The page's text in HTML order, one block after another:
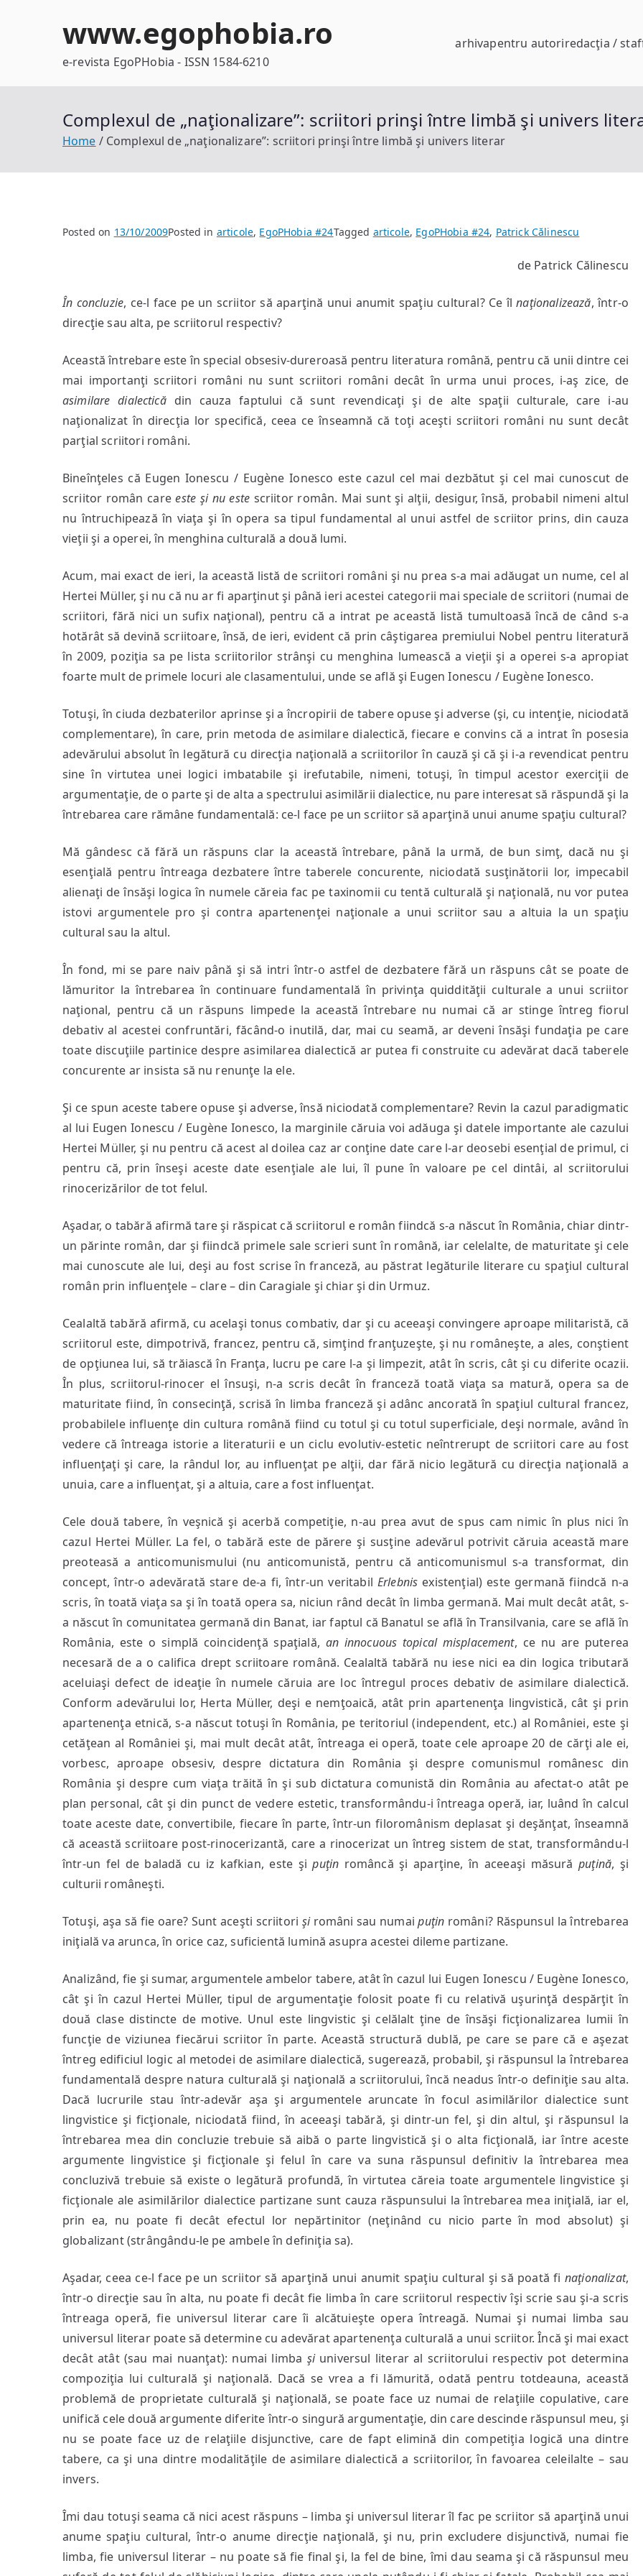
www.egophobia.ro
e-revista EgoPHobia - ISSN 1584-6210
arhivapentru autoriredacţia /
Complexul de „naţionalizare”: scriitori prinşi între limbă şi univers
Home Complexul de „naţionalizare”: scriitori prinşi între limbă şi univers literar
Posted on 13/10/2009Posted in articole, EgoPHobia #24Tagged articole, EgoPHobia #24, Patrick Călinescu
de Patrick Călinescu
În concluzie, ce-l face pe un scriitor să aparţină unui anumit spaţiu cultural? Ce îlnaţionalizează, într-o
direcţie sau alta, pe scriitorul respectiv?
Această întrebare este în special obsesiv-dureroasă pentru literatura română, pentru că unii dintre cei
mai importanţi scriitori români nu sunt scriitori români decât în urma unui proces, i-aş zice, de
asimilare dialecticădin cauza faptului că sunt revendicaţi şi de alte spaţii culturale, care i-au
naţionalizat în direcţia lor specifică, ceea ce înseamnă că toţi aceşti scriitori români nu sunt decât
parţial scriitori români.
Bineînţeles că Eugen Ionescu / Eugène Ionesco este cazul cel mai dezbătut şi cel mai cunoscut de
scriitor român careeste şi nu este scriitor român. Mai sunt şi alţii, desigur, însă, probabil nimeni altul
nu întruchipează în viaţa şi în opera sa tipul fundamental al unui astfel de scriitor prins, din cauza
vieţii şi a operei, în menghina culturală a două lumi.
Acum, mai exact de ieri, la această listă de scriitori români şi nu prea s-a mai adăugat un nume, cel al
Hertei Müller, şi nu că nu ar fi aparţinut şi până ieri acestei categorii mai speciale de scriitori (numai de
scriitori, fără nici un sufix naţional), pentru că a intrat pe această listă tumultoasă încă de când s-a
hotărât să devină scriitoare, însă, de ieri, evident că prin câştigarea premiului Nobel pentru literatură
în 2009, poziţia sa pe lista scriitorilor strânşi cu menghina lumească a vieţii şi a operei s-a apropiat
foarte mult de primele locuri ale clasamentului, unde se află şi Eugen Ionescu / Eugène Ionesco.
Totuşi, în ciuda dezbaterilor aprinse şi a încropirii de tabere opuse şi adverse (şi, cu intenţie, niciodată
complementare), în care, prin metoda de asimilare dialectică, fiecare e convins că a intrat în posesia
adevărului absolut în legătură cu direcţia naţională a scriitorilor în cauză şi că şi i-a revendicat pentru
sine în virtutea unei logici imbatabile şi irefutabile, nimeni, totuşi, în timpul acestor exerciţii de
argumentaţie, de o parte şi de alta a spectrului asimilării dialectice, nu pare interesat să răspundă şi la
întrebarea care rămâne fundamentală: ce-l face pe un scriitor să aparţină unui anume spaţiu cultural?
Mă gândesc că fără un răspuns clar la această întrebare, până la urmă, de bun simţ, dacă nu şi
esenţială pentru întreaga dezbatere între taberele concurente, niciodată susţinătorii lor, impecabil
alienaţi de însăşi logica în numele căreia fac pe taxinomii cu tentă culturală şi naţională, nu vor putea
istovi argumentele pro şi contra apartenenţei naţionale a unui scriitor sau a altuia la un spaţiu
cultural sau la altul.
În fond, mi se pare naiv până şi să intri într-o astfel de dezbatere fără un răspuns cât se poate de
lămuritor la întrebarea în continuare fundamentală în privinţa quiddităţii culturale a unui scriitor
naţional, pentru că un răspuns limpede la această întrebare nu numai că ar stinge întreg fiorul
debativ al acestei confruntări, făcând-o inutilă, dar, mai cu seamă, ar deveni însăşi fundaţia pe care
toate discuţiile partinice despre asimilarea dialectică ar putea fi construite cu adevărat dacă taberele
concurente ar insista să nu renunţe la ele.
Şi ce spun aceste tabere opuse şi adverse, însă niciodată complementare? Revin la cazul paradigmatic
al lui Eugen Ionescu / Eugène Ionesco, la marginile căruia voi adăuga şi datele importante ale cazului
Hertei Müller, şi nu pentru că acest al doilea caz ar conţine date care l-ar deosebi esenţial de primul, ci
pentru că, prin înseşi aceste date esenţiale ale lui, îl pune în valoare pe cel dintâi, al scriitorului
rinocerizărilor de tot felul.
Aşadar, o tabără afirmă tare şi răspicat că scriitorul e român fiindcă s-a născut în România, chiar dintr-
un părinte român, dar şi fiindcă primele sale scrieri sunt în română, iar celelalte, de maturitate şi cele
mai cunoscute ale lui, deşi au fost scrise în franceză, au păstrat legăturile literare cu spaţiul cultural
român prin influenţele – clare – din Caragiale şi chiar şi din Urmuz.
Cealaltă tabără afirmă, cu acelaşi tonus combativ, dar şi cu aceeaşi convingere aproape militaristă, că
scriitorul este, dimpotrivă, francez, pentru că, simţind franţuzeşte, şi nu româneşte, a ales, conştient
de opţiunea lui, să trăiască în Franţa, lucru pe care l-a şi limpezit, atât în scris, cât şi cu diferite ocazii.
În plus, scriitorul-rinocer el însuşi, n-a scris decât în franceză toată viaţa sa matură, opera sa de
maturitate fiind, în consecinţă, scrisă în limba franceză şi adânc ancorată în spaţiul cultural francez,
probabilele influenţe din cultura română fiind cu totul şi cu totul superficiale, deşi normale, având în
vedere că întreaga istorie a literaturii e un ciclu evolutiv-estetic neîntrerupt de scriitori care au fost
influenţaţi şi care, la rândul lor, au influenţat pe alţii, dar fără nicio legătură cu direcţia naţională a
unuia, care a influenţat, şi a altuia, care a fost influenţat.
Cele două tabere, în veşnică şi acerbă competiţie, n-au prea avut de spus cam nimic în plus nici în
cazul Hertei Müller. La fel, o tabără este de părere şi susţine adevărul potrivit căruia această mare
preoteasă a anticomunismului (nu anticomunistă, pentru că anticomunismul s-a transformat, din
concept, într-o adevărată stare de-a fi, într-un veritabil Erlebnis existenţial) este germană fiindcă n-a
scris, în toată viaţa sa şi în toată opera sa, niciun rând decât în limba germană. Mai mult decât atât, s-
a născut în comunitatea germană din Banat, iar faptul că Banatul se află în Transilvania, care se află în
România, este o simplă coincidenţă spaţială, an innocuous topical misplacement, ce nu are puterea
necesară de a o califica drept scriitoare română. Cealaltă tabără nu iese nici ea din logica tributară
aceluiaşi defect de ideaţie în numele căruia are loc întregul proces debativ de asimilare dialectică.
Conform adevărului lor, Herta Müller, deşi e nemţoaică, atât prin apartenenţa lingvistică, cât şi prin
apartenenţa etnică, s-a născut totuşi în România, pe teritoriul (independent, etc.) al României, este şi
cetăţean al României şi, mai mult decât atât, întreaga ei operă, toate cele aproape 20 de cărţi ale ei,
vorbesc, aproape obsesiv, despre dictatura din România şi despre comunismul românesc din
România şi despre cum viaţa trăită în şi sub dictatura comunistă din România au afectat-o atât pe
plan personal, cât şi din punct de vedere estetic, transformându-i întreaga operă, iar, luând în calcul
toate aceste date, convertibile, fiecare în parte, într-un filoromânism deplasat şi deşănţat, înseamnă
că această scriitoare post-rinocerizantă, care a rinocerizat un întreg sistem de stat, transformându-l
într-un fel de baladă cu iz kafkian, este şipuţin româncă şi aparţine, în aceeaşi măsurăpuţină, şi
culturii româneşti.
Totuşi, aşa să fie oare? Sunt aceşti scriitori şiromâni sau numaipuţin români? Răspunsul la întrebarea
iniţială va arunca, în orice caz, suficientă lumină asupra acestei dileme partizane.
Analizând, fie şi sumar, argumentele ambelor tabere, atât în cazul lui Eugen Ionescu / Eugène Ionesco,
cât şi în cazul Hertei Müller, tipul de argumentaţie folosit poate fi cu relativă uşurinţă despărţit în
două clase distincte de motive. Unul este lingvistic şi celălalt ţine de însăşi ficţionalizarea lumii în
funcţie de viziunea fiecărui scriitor în parte. Această structură dublă, pe care se pare că e aşezat
întreg edificiul logic al metodei de asimilare dialectică, sugerează, probabil, şi răspunsul la întrebarea
fundamentală despre natura culturală şi naţională a scriitorului, încă neadus într-o definiţie sau alta.
Dacă lucrurile stau într-adevăr aşa şi argumentele aruncate în focul asimilărilor dialectice sunt
lingvistice şi ficţionale, niciodată fiind, în aceeaşi tabără, şi dintr-un fel, şi din altul, şi răspunsul la
întrebarea mea din concluzie trebuie să aibă o parte lingvistică şi o alta ficţională, iar între aceste
argumente lingvistice şi ficţionale şi felul în care va suna răspunsul definitiv la întrebarea mea
concluzivă trebuie să existe o legătură profundă, în virtutea căreia toate argumentele lingvistice şi
ficţionale ale asimilărilor dialectice partizane sunt cauza răspunsului la întrebarea mea iniţială, iar el,
prin ea, nu poate fi decât efectul lor nepărtinitor (neţinând cu nicio parte în mod absolut) şi
globalizant (strângându-le pe ambele în definiţia sa).
Aşadar, ceea ce-l face pe un scriitor să aparţină unui anumit spaţiu cultural şi să poată fi naţionalizat,
într-o direcţie sau în alta, nu poate fi decât fie limba în care scriitorul respectiv îşi scrie sau şi-a scris
întreaga operă, fie universul literar care îi alcătuieşte opera întreagă. Numai şi numai limba sau
universul literar poate să determine cu adevărat apartenenţa culturală a unui scriitor. Încă şi mai exact
decât atât (sau mai nuanţat): numai limba şiuniversul literar al scriitorului respectiv pot determina
compoziţia lui culturală şi naţională. Dacă se vrea a fi lămurită, odată pentru totdeauna, această
problemă de proprietate culturală şi naţională, se poate face uz numai de relaţiile copulative, care
unifică cele două argumente diferite într-o singură argumentaţie, din care descinde răspunsul meu, şi
nu se poate face uz de relaţiile disjunctive, care de fapt elimină din competiţia logică una dintre
tabere, ca şi una dintre modalităţile de asimilare dialectică a scriitorilor, în favoarea celeilalte – sau
invers.
Îmi dau totuşi seama că nici acest răspuns – limba şi universul literar îl fac pe scriitor să aparţină unui
anume spaţiu cultural, într-o anume direcţie naţională, şi nu, prin excludere disjunctivă, numai fie
limba, fie universul literar – nu poate să fie final şi, la fel de bine, îmi dau seama şi că răspunsul meu